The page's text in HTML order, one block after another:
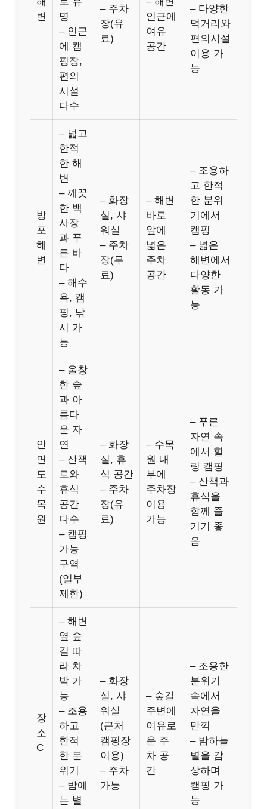
변
명
– 인근
에 캠
핑장,
편의
시설
다수
– 주차
장(유
료)
인근에
여유
공간
– 다양한
먹거리와
편의시설
이용 가
능
방
포
해
변
– 넓고
한적
한 해
변
– 깨끗
한 백
사장
과 푸
른 바
다
– 해수
욕, 캠
핑, 낚
시 가
능
– 화장
실, 샤
워실
– 주차
장(무
료)
– 해변
바로
앞에
넓은
주차
공간
– 조용하
고 한적
한 분위
기에서
캠핑
– 넓은
해변에서
다양한
활동 가
능
안
면
도
수
목
원
– 울창
한 숲
과 아
름다
운 자
연
– 산책
로와
휴식
공간
다수
– 캠핑
가능
구역
(일부
제한)
– 화장
실, 휴
식 공간
– 주차
장(유
료)
– 수목
원 내
부에
주차장
이용
가능
– 푸른
자연 속
에서 힐
링 캠핑
– 산책과
휴식을
함께 즐
기기 좋
음
장
소
C
– 해변
옆 숲
길 따
라 차
박 가
능
– 조용
하고
한적
한 분
위기
– 밤에
는 별
– 화장
실, 샤
워실
(근처
캠핑장
이용)
– 주차
가능
– 숲길
주변에
여유로
운 주
차 공
간
– 조용한
분위기
속에서
자연을
만끽
– 밤하늘
별을 감
상하며
캠핑 가
능